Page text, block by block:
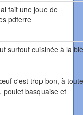
fait une joue de
pdterre
surtout cuisinée à la
c'est trop bon, à
poulet basquaise et